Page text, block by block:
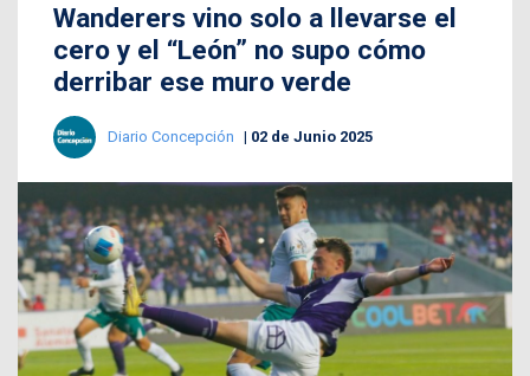
Wanderers vino solo a llevarse el
cero y el “León” no supo cómo
derribar ese muro verde
Diario Concepción 02 de Junio 2025